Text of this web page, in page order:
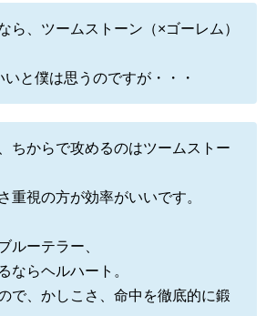
ら、ツームストーン（×ゴーレム）
いと僕は思うのですが・・・
ちからで攻めるのはツームストー
重視の方が効率がいいです。
ルーテラー、
ならヘルハート。
で、かしこさ、命中を徹底的に鍛